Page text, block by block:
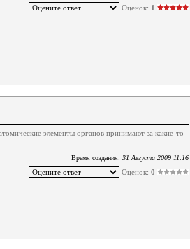
Оценок: 1
элементы органов принимают за какие-то
Время создания: 31 Августа 2009 11:16
Оценок: 0